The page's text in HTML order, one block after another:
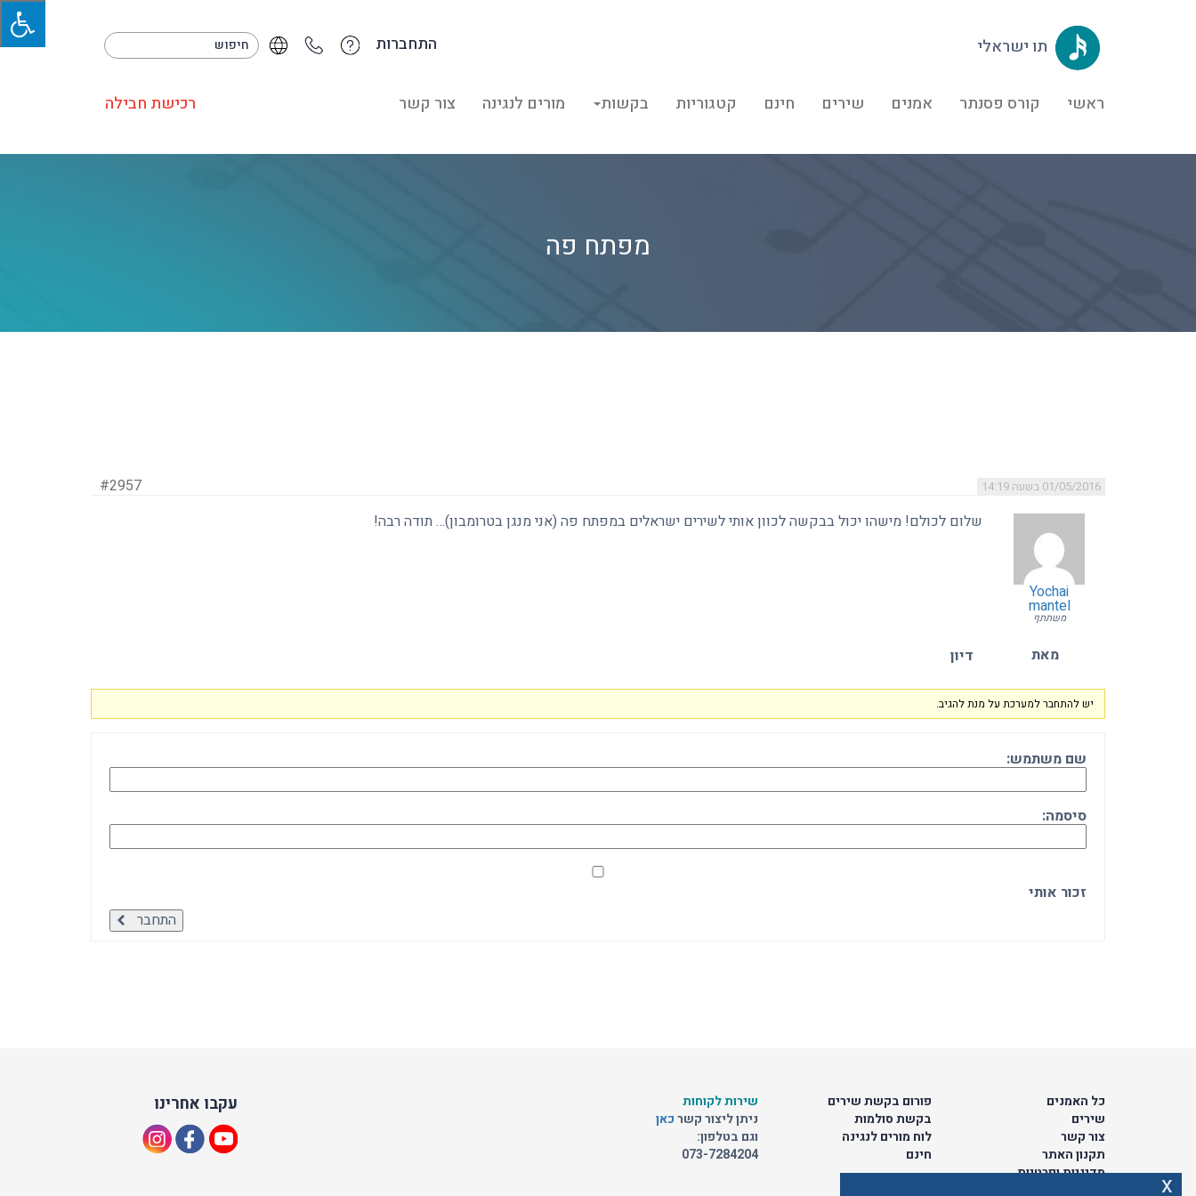
התחברות תו ישראלי
ראשי קורס פסנתר אמנים שירים חינם קטגוריות בקשות מורים לנגינה צור קשר רכישת חבילה
מפתח פה
01/05/2016 בשעה 14:19 #2957
Yochai
mantel
משתתף
שלום לכולם! מישהו יכול בבקשה לכוון אותי לשירים ישראלים במפתח פה (אני מנגן בטרומבון)… תודה רבה!
מאת דיון
יש להתחבר למערכת על מנת להגיב.
שם משתמש:
סיסמה:
זכור אותי
התחבר
עקבו אחרינו
שירות לקוחות
ניתן ליצור קשרכאן
וגם בטלפון:
073-7284204
פורום בקשת שירים
בקשת סולמות
לוח מורים לנגינה
חינם
כל האמנים
שירים
צור קשר
תקנון האתר
מדיניות ופרטיות
x